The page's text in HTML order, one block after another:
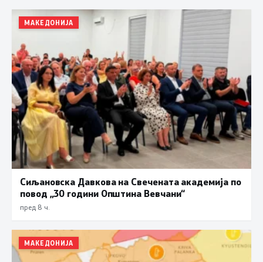
МАКЕДОНИЈА
Сиљановска Давкова на Свечената академија по
повод „30 години Општина Вевчани“
пред 8 ч.
МАКЕДОНИЈА